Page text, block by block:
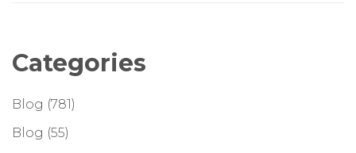
Categories
Blog (781)
Blog (55)